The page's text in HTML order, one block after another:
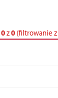
0 z0 (filtrowanie z